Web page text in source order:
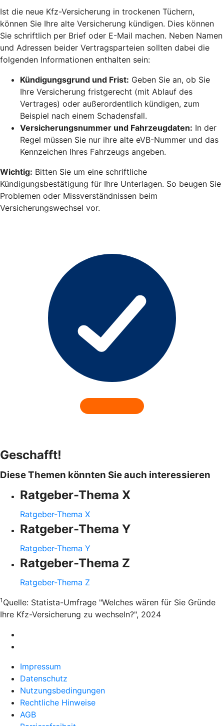
Ist die neue Kfz-Versicherung in trockenen Tüchern,
können Sie Ihre alte Versicherung kündigen. Dies können
Sie schriftlich per Brief oder E-Mail machen. Neben Namen
und Adressen beider Vertragsparteien sollten dabei die
folgenden Informationen enthalten sein:
Kündigungsgrund und Frist: Geben Sie an, ob Sie
Ihre Versicherung fristgerecht (mit Ablauf des
Vertrages) oder außerordentlich kündigen, zum
Beispiel nach einem Schadensfall.
Versicherungsnummer und Fahrzeugdaten: In der
Regel müssen Sie nur ihre alte eVB-Nummer und das
Kennzeichen Ihres Fahrzeugs angeben.
Wichtig: Bitten Sie um eine schriftliche
Kündigungsbestätigung für Ihre Unterlagen. So beugen Sie
Problemen oder Missverständnissen beim
Versicherungswechsel vor.
Geschafft!
Diese Themen könnten Sie auch interessieren
Ratgeber-Thema X
Ratgeber-Thema X
Ratgeber-Thema Y
Ratgeber-Thema Y
Ratgeber-Thema Z
Ratgeber-Thema Z
1 Quelle: Statista-Umfrage "Welches wären für Sie Gründe
Ihre Kfz-Versicherung zu wechseln?", 2024
Impressum
Datenschutz
Nutzungsbedingungen
Rechtliche Hinweise
AGB